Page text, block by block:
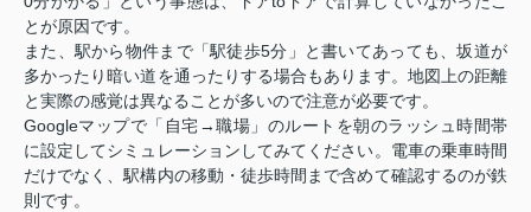
とが原因です。
また、駅から物件まで「駅徒歩5分」と書いてあっても、坂道が
多かったり暗い道を通ったりする場合もあります。地図上の距離
と実際の感覚は異なることが多いので注意が必要です。
Googleマップで「自宅→職場」のルートを朝のラッシュ時間帯
に設定してシミュレーションしてみてください。電車の乗車時間
だけでなく、駅構内の移動・徒歩時間まで含めて確認するのが鉄
則です。